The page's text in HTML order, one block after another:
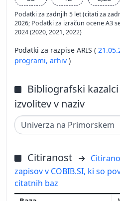
Podatki za zadnjih 5 let (citati za
2026; Podatki za izračun ocene A3
2024 (2020, 2021, 2022)
Podatki za razpise ARIS (
programi, arhiv )
Bibliografski
izvolitev v naziv
Citiranost
zapisov v COBIB.SI, ki so
citatnih baz